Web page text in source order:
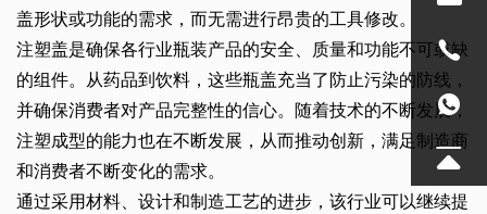
盖形状或功能的需求，而无需进行昂贵的工具修改。
注塑盖是确保各行业瓶装产品的安全、质量和功能不可或缺
的组件。从药品到饮料，这些瓶盖充当了防止污染的防线，
并确保消费者对产品完整性的信心。随着技术的不断发展，
注塑成型的能力也在不断发展，从而推动创新，满足制造商
和消费者不断变化的需求。
通过采用材料、设计和制造工艺的进步，该行业可以继续提